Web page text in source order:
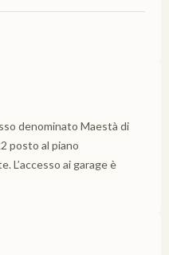
denominato Maestà di
posto al piano
L’accesso ai garage è